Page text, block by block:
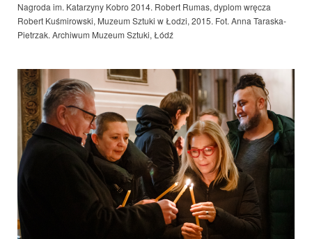
Nagroda im. Katarzyny Kobro 2014. Robert Rumas, dyplom wręcza
Robert Kuśmirowski, Muzeum Sztuki w Łodzi, 2015. Fot. Anna Taraska-
Pietrzak. Archiwum Muzeum Sztuki, Łódź